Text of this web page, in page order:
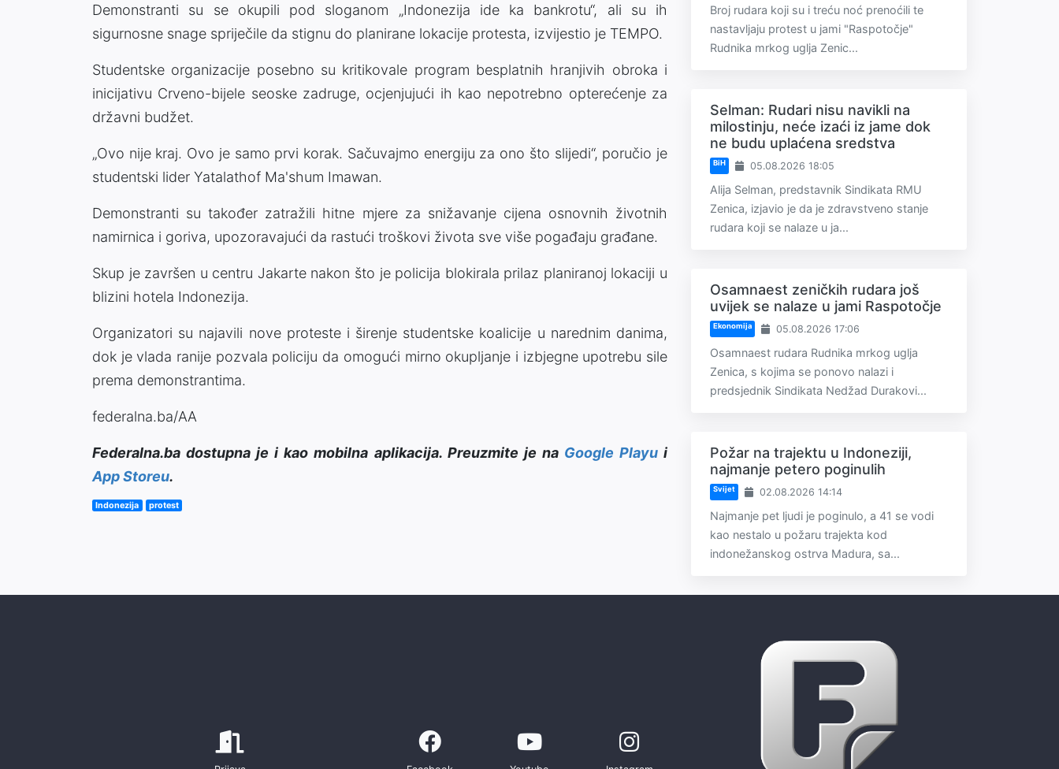
Demonstranti su se okupili pod sloganom „Indonezija ide ka bankrotu“, ali su ih
sigurnosne snage spriječile da stignu do planirane lokacije protesta, izvijestio je TEMPO.
Studentske organizacije posebno su kritikovale program besplatnih hranjivih obroka i
inicijativu Crveno-bijele seoske zadruge, ocjenjujući ih kao nepotrebno opterećenje za
državni budžet.
„Ovo nije kraj. Ovo je samo prvi korak. Sačuvajmo energiju za ono što slijedi“, poručio je
studentski lider Yatalathof Ma'shum Imawan.
Demonstranti su također zatražili hitne mjere za snižavanje cijena osnovnih životnih
namirnica i goriva, upozoravajući da rastući troškovi života sve više pogađaju građane.
Skup je završen u centru Jakarte nakon što je policija blokirala prilaz planiranoj lokaciji u
blizini hotela Indonezija.
Organizatori su najavili nove proteste i širenje studentske koalicije u narednim danima,
dok je vlada ranije pozvala policiju da omogući mirno okupljanje i izbjegne upotrebu sile
prema demonstrantima.
federalna.ba/AA
Federalna.ba dostupna je i kao mobilna aplikacija. Preuzmite je na Google Playui
App Storeu.
Indonezija protest
Broj rudara koji su i treću noć prenoćili te
nastavljaju protest u jami "Raspotočje"
Rudnika mrkog uglja Zenic...
Selman: Rudari nisu navikli na
milostinju, neće izaći iz jame dok
ne budu uplaćena sredstva
BiH 05.08.2026 18:05
Alija Selman, predstavnik Sindikata RMU
Zenica, izjavio je da je zdravstveno stanje
rudara koji se nalaze u ja...
Osamnaest zeničkih rudara još
uvijek se nalaze u jami Raspotočje
Ekonomija 05.08.2026 17:06
Osamnaest rudara Rudnika mrkog uglja
Zenica, s kojima se ponovo nalazi i
predsjednik Sindikata Nedžad Durakovi...
Požar na trajektu u Indoneziji,
najmanje petero poginulih
Svijet 02.08.2026 14:14
Najmanje pet ljudi je poginulo, a 41 se vodi
kao nestalo u požaru trajekta kod
indonežanskog ostrva Madura, sa...